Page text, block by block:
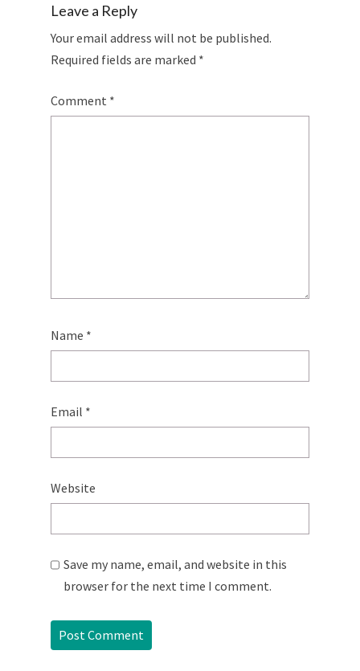
Leave a Reply
Your email address will not be published.
Required fields are marked *
Comment *
Name *
Email *
Website
Save my name, email, and website in this
browser for the next time I comment.